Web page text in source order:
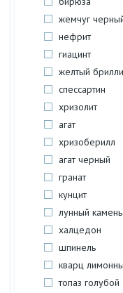
жемчуг
нефрит
гиацинт
желтый
спессартин
хризолит
агат
хризоберилл
агат черный
гранат
кунцит
лунный камень
халцедон
шпинель
кварц
топаз голубой